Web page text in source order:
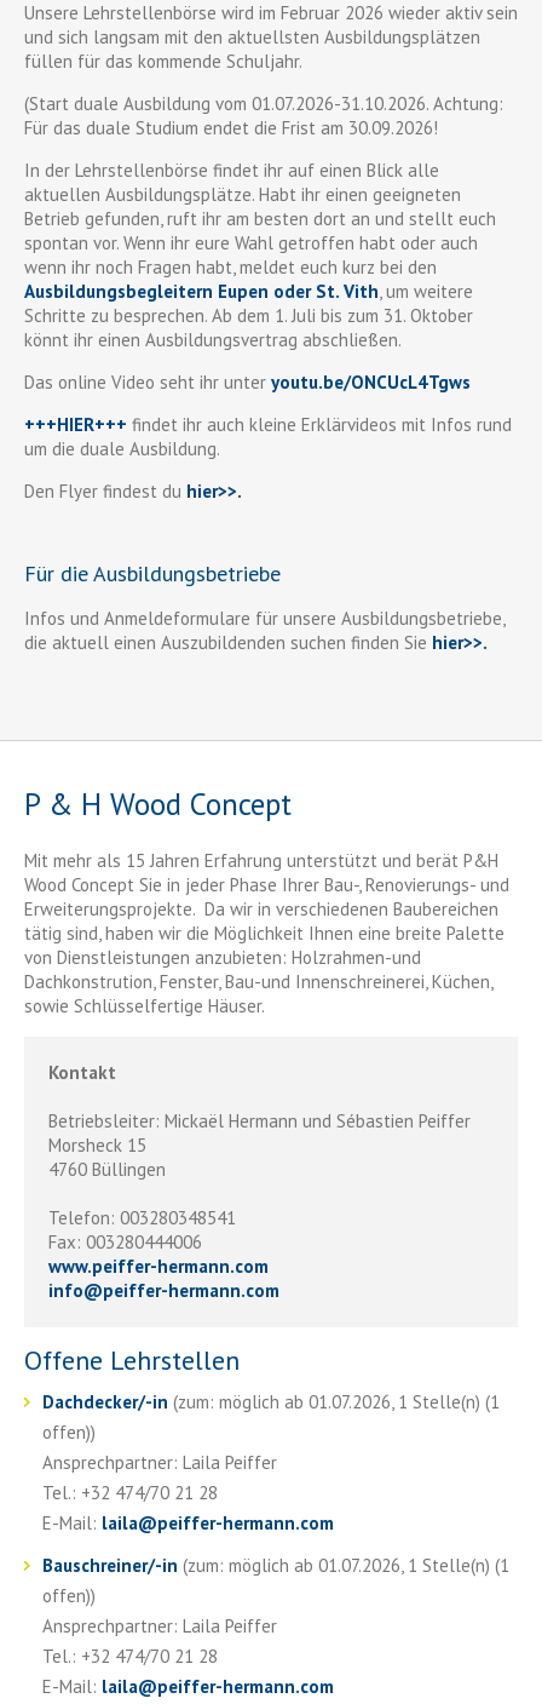
Unsere Lehrstellenbörse wird im Februar 2026 wieder aktiv sein
und sich langsam mit den aktuellsten Ausbildungsplätzen
füllen für das kommende Schuljahr.
(Start duale Ausbildung vom 01.07.2026-31.10.2026. Achtung:
Für das duale Studium endet die Frist am 30.09.2026!
In der Lehrstellenbörse findet ihr auf einen Blick alle
aktuellen Ausbildungsplätze. Habt ihr einen geeigneten
Betrieb gefunden, ruft ihr am besten dort an und stellt euch
spontan vor. Wenn ihr eure Wahl getroffen habt oder auch
wenn ihr noch Fragen habt, meldet euch kurz bei den
Ausbildungsbegleitern Eupen oder St. Vith, um weitere
Schritte zu besprechen. Ab dem 1. Juli bis zum 31. Oktober
könnt ihr einen Ausbildungsvertrag abschließen.
Das online Video seht ihr unter youtu.be/ONCUcL4Tgws
+++HIER+++ findet ihr auch kleine Erklärvideos mit Infos rund
um die duale Ausbildung.
Den Flyer findest du hier>>.
Für die Ausbildungsbetriebe
Infos und Anmeldeformulare für unsere Ausbildungsbetriebe,
die aktuell einen Auszubildenden suchen finden Sie hier>>.
P & H Wood Concept
Mit mehr als 15 Jahren Erfahrung unterstützt und berät P&H
Wood Concept Sie in jeder Phase Ihrer Bau-, Renovierungs- und
Erweiterungsprojekte. Da wir in verschiedenen Baubereichen
tätig sind, haben wir die Möglichkeit Ihnen eine breite Palette
von Dienstleistungen anzubieten: Holzrahmen-und
Dachkonstrution, Fenster, Bau-und Innenschreinerei, Küchen,
sowie Schlüsselfertige Häuser.
Kontakt
Betriebsleiter: Mickaël Hermann und Sébastien Peiffer
Morsheck 15
4760 Büllingen
Telefon: 003280348541
Fax: 003280444006
www.peiffer-hermann.com
info@peiffer-hermann.com
Offene Lehrstellen
Dachdecker/-in (zum: möglich ab 01.07.2026, 1 Stelle(n) (1
offen))
Ansprechpartner: Laila Peiffer
Tel.: +32 474/70 21 28
E-Mail: laila@peiffer-hermann.com
Bauschreiner/-in (zum: möglich ab 01.07.2026, 1 Stelle(n) (1
offen))
Ansprechpartner: Laila Peiffer
Tel.: +32 474/70 21 28
E-Mail: laila@peiffer-hermann.com